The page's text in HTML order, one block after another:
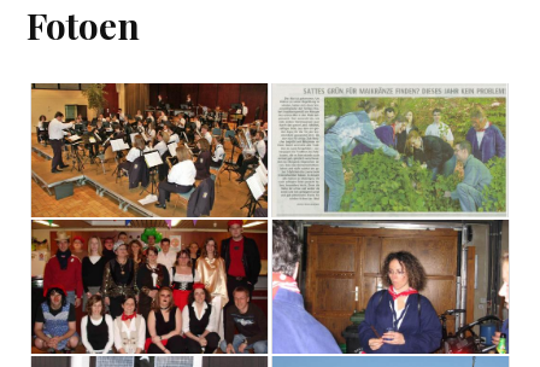
Fotoen